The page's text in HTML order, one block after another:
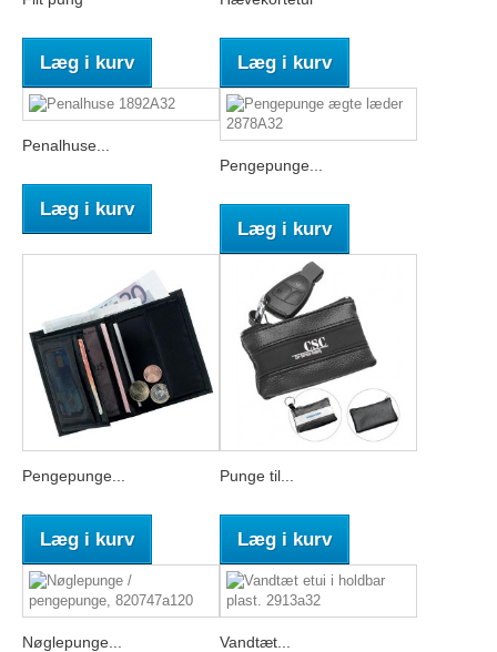
Læg i kurv Læg i kurv
Penalhuse...
Læg i kurv
Pengepunge...
Læg i kurv
Pengepunge...
Læg i kurv
Punge til...
Læg i kurv
Nøglepunge... Vandtæt...